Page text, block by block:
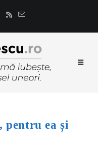
pentru ea și